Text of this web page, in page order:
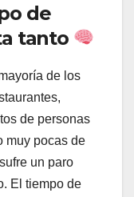
de
tanto
de los
de personas
muy pocas de
un paro
El tiempo de